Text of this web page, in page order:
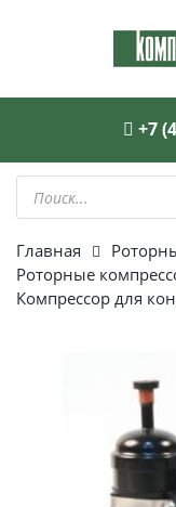
+7
Поиск
товаров
Главная
Роторные
Компрессор для